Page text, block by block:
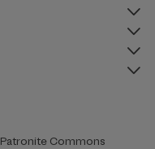
Patronite Commons